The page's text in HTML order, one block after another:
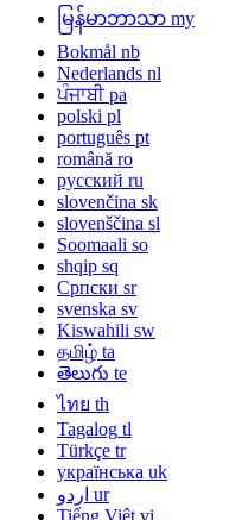
မြန်မာဘာသာ my
Bokmål nb
Nederlands nl
ਪੰਜਾਬੀ pa
polski pl
português pt
română ro
русский ru
slovenčina sk
slovenščina sl
Soomaali so
shqip sq
Српски sr
svenska sv
Kiswahili sw
தமிழ் ta
తెలుగు te
ไทย th
Tagalog tl
Türkçe tr
українська uk
اردو ur
Tiếng Việt vi